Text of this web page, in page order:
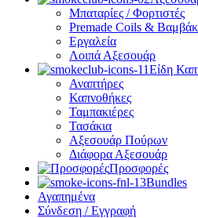
Μπαταρίες / Φορτιστές
Premade Coils &
Εργαλεία
Λοιπά Αξεσουάρ
Είδη
Αναπτήρες
Καπνοθήκες
Ταμπακιέρες
Τασάκια
Αξεσουάρ Πούρων
Διάφορα Αξεσουάρ
Προσφορές
Bundles
Αγαπημένα
Σύνδεση / Εγγραφή